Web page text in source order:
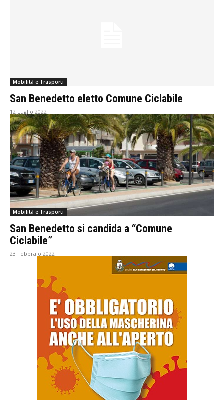
Mobilità e Trasporti
San Benedetto eletto Comune Ciclabile
12 Luglio 2022
Mobilità e Trasporti
San Benedetto si candida a “Comune
Ciclabile”
23 Febbraio 2022